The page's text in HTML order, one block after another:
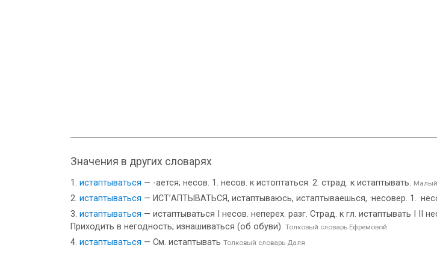
Значения в других словарях
истаптываться — -ается; несов. 1. несов. к истоптаться. 2. страд. к истаптывать. Малый
истаптываться — ИСТ’АПТЫВАТЬСЯ, истаптываюсь, истаптываешься, ·несовер. 1.
истаптываться — истаптываться I несов. неперех. разг. Страд. к гл. истаптывать I II
Приходить в негодность; изнашиваться (об обуви). Толковый словарь Ефремовой
истаптываться — См. истаптывать Толковый словарь Даля